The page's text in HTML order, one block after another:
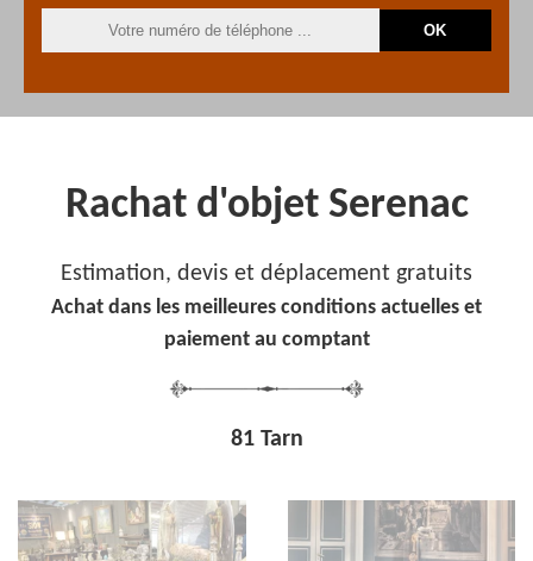
Rachat d'objet Serenac
Estimation, devis et déplacement gratuits
Achat dans les meilleures conditions actuelles et
paiement au comptant
81 Tarn